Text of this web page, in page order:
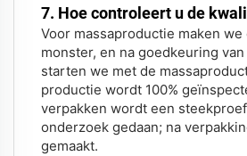
7. Hoe controleert u de
Voor massaproductie maken
monster, en na goedkeuring
starten we met de
productie wordt 100%
verpakken wordt een
onderzoek gedaan; na
gemaakt.